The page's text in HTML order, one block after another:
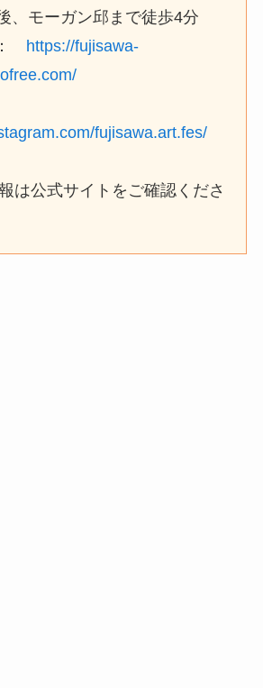
、モーガン邱まで徒歩4分
https://fujisawa-
fujisawa.art.fes/
公式サイトをご確認くださ